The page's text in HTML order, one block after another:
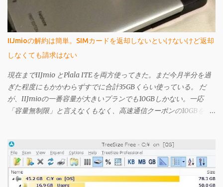
IIJmioの解約は簡単。SIMカードを返却しないといけないけど返却
しなくても請求はない
現在までIIJmio とPlala ITEを両方使ってきた。まだ今月半分を過
ぎた程度にもかかわらずすでに合計35GBくらい使っている。 だ
が、IIJmioの一番容量が大きいプランでも10GBしかない。一応
「容量無制限」と言えなくもなく、高速通信クーポンの10GBを使
そうなるといくら「容量無制限」を謳われてもそんなの嘘っぱち
と言いたくなるほど遅くなる（それでも 前買ったbmobile U300 よ
りは早い気がするが）。Plala ITEは時間により遅いときは非常に
遅いが、IIJmioの速度制限がかかったときよりも遅くはない（体